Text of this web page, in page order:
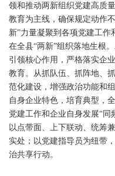
领和推动两新组织党建高质
教育为主线，确保规定动作
新”力量凝聚到各项党建工
在全县“两新”组织落地生根
引领核心作用，严格落实企
教育。从抓队伍、抓阵地、
范化建设，增强政治功能和
自身企业特色，培育典型，
党建工作和企业自身发展“
以点带面、上下联动、统筹
实处；以党建指导员为纽带
治共享行动。